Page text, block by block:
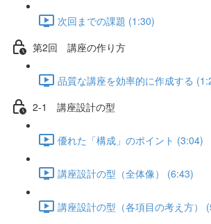
次回までの課題 (1:30)
第2回 講座の作り方
品質な講座を効率的に作成する
2-1 講座設計の型
優れた「構成」のポイント (3:04)
講座設計の型（全体像） (6:43)
講座設計の型（各項目の考え方）